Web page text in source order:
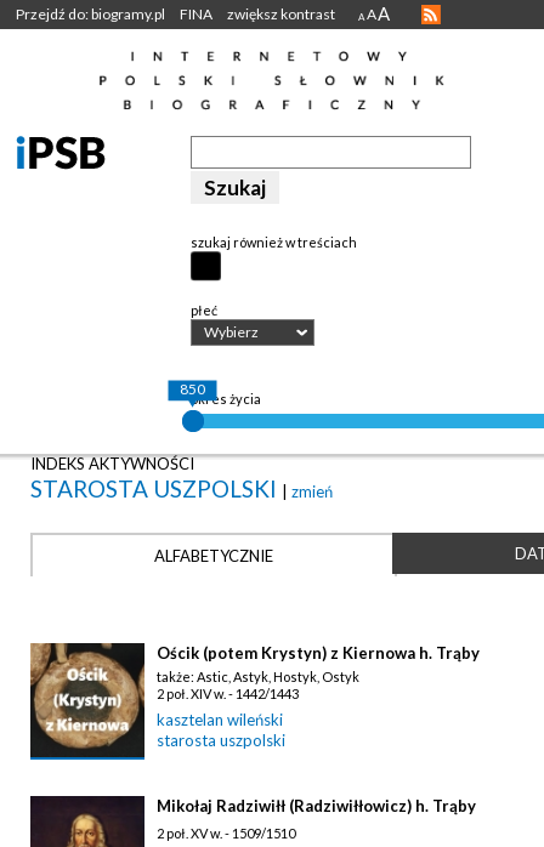
Przejdź do: biogramy.pl FINA zwiększ kontrast A AA
szukaj również w treściach
płeć
Wybierz
okres życia
850
INDEKS AKTYWNOŚCI
STAROSTA USZPOLSKI | zmień
ALFABETYCZNIE
Ościk (potem Krystyn) z Kiernowa h. Trąby
także: Astic, Astyk, Hostyk, Ostyk
2 poł. XIV w. - 1442/1443
kasztelan wileński
starosta uszpolski
Mikołaj Radziwiłł (Radziwiłłowicz) h. Trąby
2 poł. XV w. - 1509/1510